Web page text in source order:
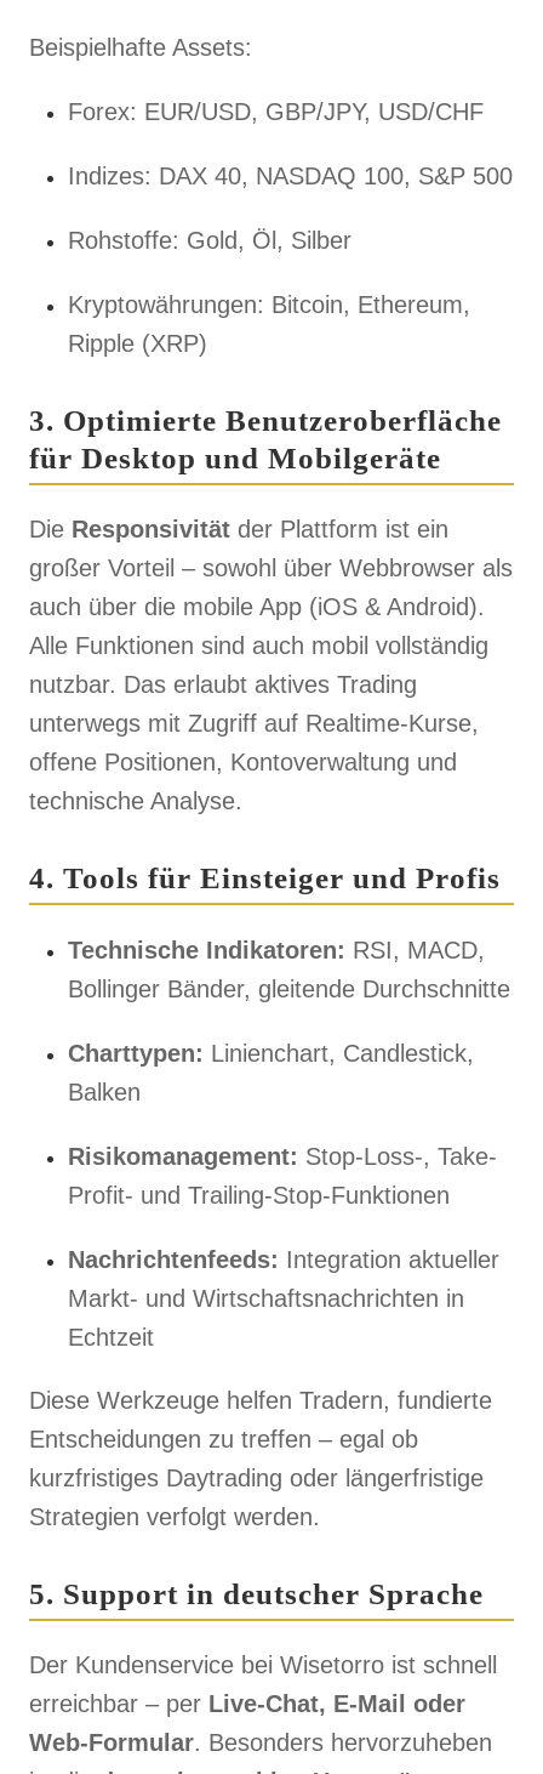
Beispielhafte Assets:
Forex: EUR/USD, GBP/JPY, USD/CHF
Indizes: DAX 40, NASDAQ 100, S&P 500
Rohstoffe: Gold, Öl, Silber
Kryptowährungen: Bitcoin, Ethereum,
Ripple (XRP)
3. Optimierte Benutzeroberfläche
für Desktop und Mobilgeräte
Die Responsivität der Plattform ist ein
großer Vorteil – sowohl über Webbrowser als
auch über die mobile App (iOS & Android).
Alle Funktionen sind auch mobil vollständig
nutzbar. Das erlaubt aktives Trading
unterwegs mit Zugriff auf Realtime-Kurse,
offene Positionen, Kontoverwaltung und
technische Analyse.
4. Tools für Einsteiger und Profis
Technische Indikatoren: RSI, MACD,
Bollinger Bänder, gleitende Durchschnitte
Charttypen: Linienchart, Candlestick,
Balken
Risikomanagement: Stop-Loss-, Take-
Profit- und Trailing-Stop-Funktionen
Nachrichtenfeeds: Integration aktueller
Markt- und Wirtschaftsnachrichten in
Echtzeit
Diese Werkzeuge helfen Tradern, fundierte
Entscheidungen zu treffen – egal ob
kurzfristiges Daytrading oder längerfristige
Strategien verfolgt werden.
5. Support in deutscher Sprache
Der Kundenservice bei Wisetorro ist schnell
erreichbar – per Live-Chat, E-Mail oder
Web-Formular. Besonders hervorzuheben